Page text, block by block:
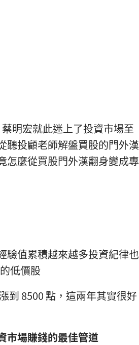
明宏就此迷上了投資市場至
聽投顧老師解盤買股的門外漢
怎麼從買股門外漢翻身變成專
驗值累積越來越多投資紀律也
低價股
到 8500 點，這兩年其實很好
市場賺錢的最佳管道